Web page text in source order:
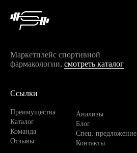
Маркетплейс спортивной
фармакологии, смотреть каталог
Ссылки
Преимущества
Каталог
Команда
Отзывы
Анализы
Блог
Спец. предложение
Контакты